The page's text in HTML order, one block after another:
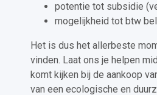
potentie tot subsidie
mogelijkheid tot btw
Het is dus het allerbeste
vinden. Laat ons je helpen
komt kijken bij de aankoop
van een ecologische en